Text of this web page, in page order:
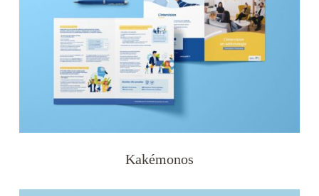
Kakémonos